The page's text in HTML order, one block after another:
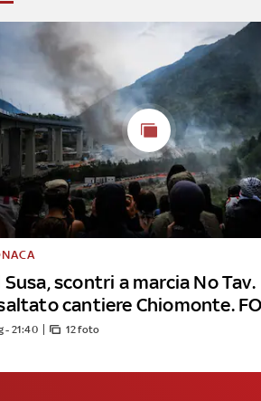
Susa, scontri a marcia No Tav.
cantiere Chiomonte.
- 21:40 12 foto